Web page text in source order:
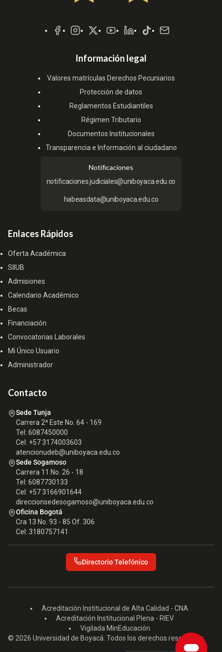
Sociales
Información legal
Valores matrículas Derechos Pecuniarios
Protección de datos
Reglamentos Estudiantiles
Régimen Tributario
Documentos Institucionales
Transparencia e Información al ciudadano
Notificaciones
notificaciones.judiciales@uniboyaca.edu.co
habeasdata@uniboyaca.edu.co
Enlaces Rápidos
Oferta Académica
SIIUB
Admisiones
Calendario Académico
Becas
Financiación
Convocatorias Laborales
Mi Único Usuario
Administrador
Contacto
Sede Tunja
Carrera 2ª Este No. 64 - 169
Tel: 6087450000
Cel: +57 3174003603
atencionudeb@uniboyaca.edu.co
Sede Sogamoso
Carrera 11 No. 26 - 18
Tel: 6087730133
Cel: +57 3166901644
direccionsedesogamoso@uniboyaca.edu.co
Oficina Bogotá
Cra 13 No. 93 - 85 Of. 306
Cel: 3180757141
Directorio Telefónico
Acreditación Institucional de Alta Calidad - CNA
Acreditación Institucional Plena - RIEV
Vigilada MinEducación
© 2026 Universidad de Boyacá. Todos los derechos reservados.